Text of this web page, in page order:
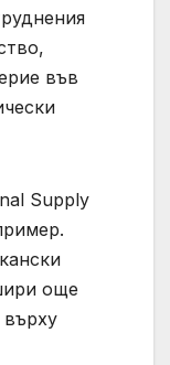
във
Supply
още
върху